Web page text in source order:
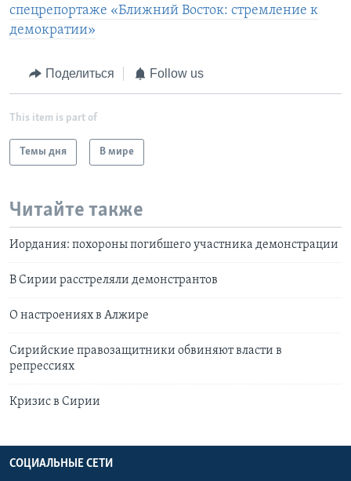
спецрепортаже «Ближний Восток: стремление к
демократии»
Поделиться Follow us
This item is part of
Темы дня В мире
Читайте также
Иордания: похороны погибшего участника демонстрации
В Сирии расстреляли демонстрантов
О настроениях в Алжире
Сирийские правозащитники обвиняют власти в
репрессиях
Кризис в Сирии
СОЦИАЛЬНЫЕ СЕТИ